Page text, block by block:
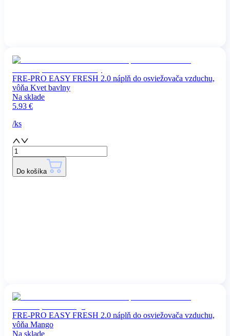
FRE-PRO EASY FRESH 2.0 náplň do osviežovača vzduchu,
vôňa Kvet bavlny
Na sklade
5.93 €
/ks
Do košíka
FRE-PRO EASY FRESH 2.0 náplň do osviežovača vzduchu,
vôňa Mango
Na sklade